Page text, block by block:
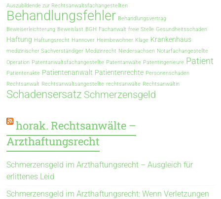
Auszubildende zur Rechtsanwaltsfachangestellten
Behandlungsfehler Behandlungsvertrag
Beweiserleichterung Beweislast BGH Fachanwalt freie Stelle Gesundheitsschaden
Haftung Haftungsrecht Hannover Heimbewohner Klage Krankenhaus
medizinischer Sachverständiger Medizinrecht Niedersachsen Notarfachangestellte
Operation Patentanwaltsfachangestellte Patentanwälte Patentingenieure Patient
Patientenakte Patientenanwalt Patientenrechte Personenschaden
Rechtsanwalt Rechtsanwaltsangestellte rechtsanwälte Rechtsanwältin
Schadensersatz Schmerzensgeld
horak. Rechtsanwälte –
Arzthaftungsrecht
Schmerzensgeld im Arzthaftungsrecht – Ausgleich für
erlittenes Leid
Schmerzensgeld im Arzthaftungsrecht: Wenn Verletzungen